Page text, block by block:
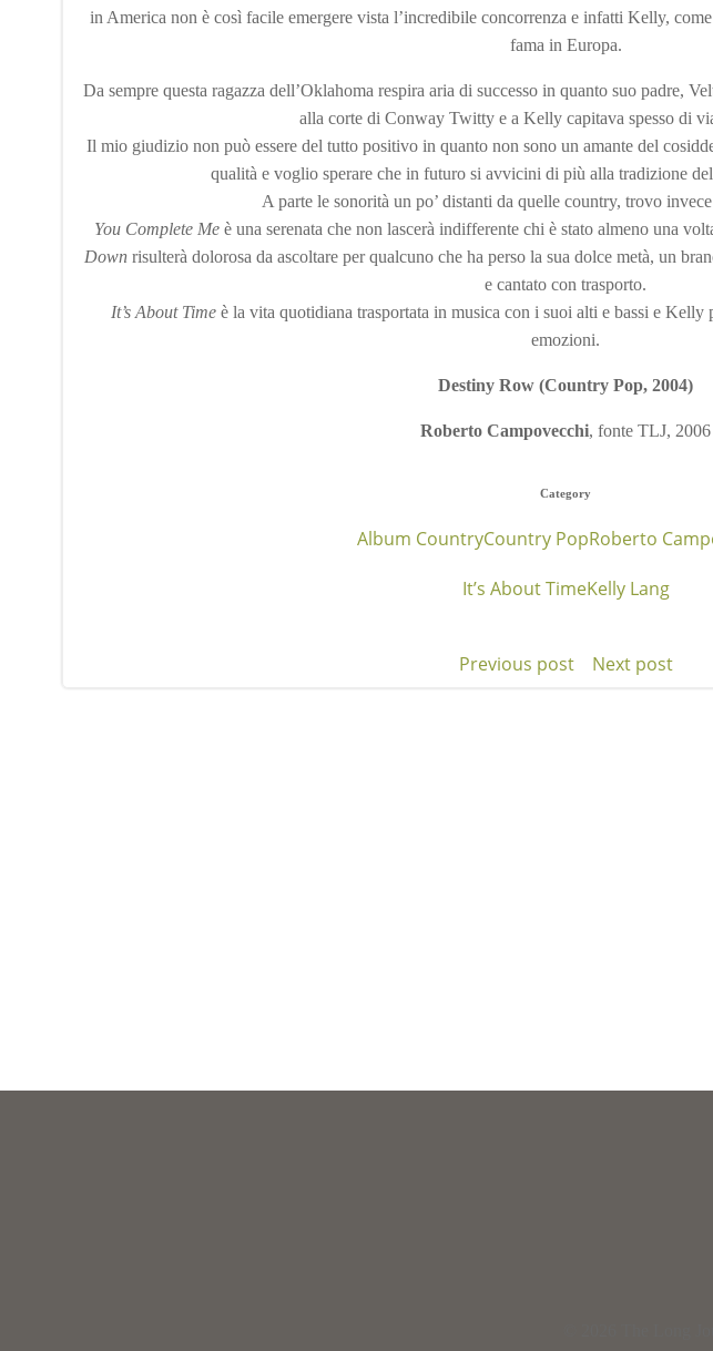
in America non è così facile emergere vista l’incredibile concorrenza e infatti Kelly,
fama in Europa.
Da sempre questa ragazza dell’Oklahoma respira aria di successo in quanto suo padre,
alla corte di Conway Twitty e a Kelly capitava spesso di
Il mio giudizio non può essere del tutto positivo in quanto non sono un amante del
qualità e voglio sperare che in futuro si avvicini di più alla tradizione
A parte le sonorità un po’ distanti da quelle country, trovo
You Complete Me è una serenata che non lascerà indifferente chi è stato almeno una
Down risulterà dolorosa da ascoltare per qualcuno che ha perso la sua dolce metà, un
e cantato con trasporto.
It’s About Timeè la vita quotidiana trasportata in musica con i suoi alti e bassi e Kelly
emozioni.
Destiny Row (Country Pop, 2004)
Roberto Campovecchi, fonte TLJ, 2006
Category
Album CountryCountry PopRoberto
It’s About TimeKelly Lang
Post
Previous post
Post
Next post